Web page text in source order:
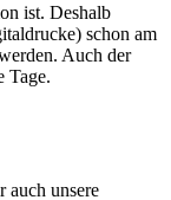
ist. Deshalb
schon am
Auch der
Tage.
auch unsere